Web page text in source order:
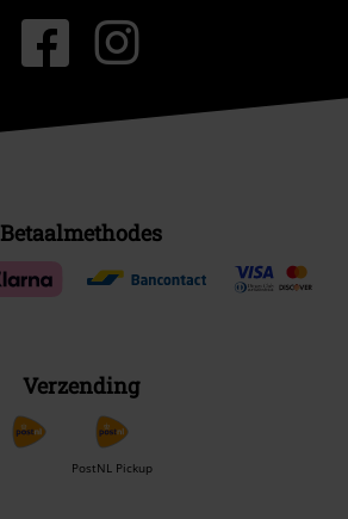
Betaalmethodes
Verzending
PostNL Pickup